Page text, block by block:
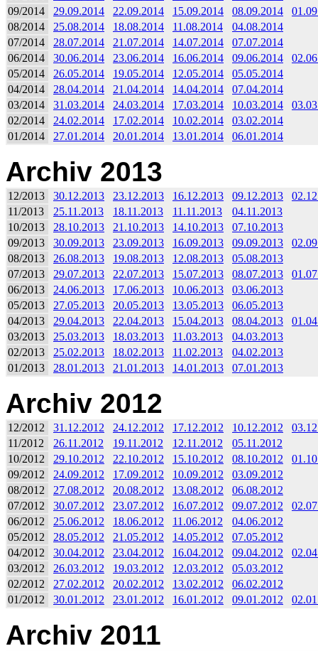
09/2014
29.09.2014 22.09.2014 15.09.2014 08.09.2014
08/2014
25.08.2014 18.08.2014 11.08.2014
04.08.2014
07/2014
28.07.2014 21.07.2014 14.07.2014
07.07.2014
06/2014
30.06.2014 23.06.2014 16.06.2014 09.06.2014
05/2014
26.05.2014 19.05.2014 12.05.2014
05.05.2014
04/2014
28.04.2014 21.04.2014 14.04.2014
07.04.2014
03/2014
31.03.2014 24.03.2014 17.03.2014 10.03.2014
02/2014
24.02.2014 17.02.2014 10.02.2014
03.02.2014
01/2014
27.01.2014 20.01.2014 13.01.2014 06.01.2014
Archiv 2013
12/2013 30.12.2013 23.12.2013 16.12.2013 09.12.2013
11/2013
25.11.2013 18.11.2013 11.11.2013
04.11.2013
10/2013
28.10.2013 21.10.2013 14.10.2013
07.10.2013
09/2013
30.09.2013 23.09.2013 16.09.2013 09.09.2013
08/2013
26.08.2013 19.08.2013 12.08.2013
05.08.2013
07/2013
29.07.2013 22.07.2013 15.07.2013 08.07.2013
06/2013
24.06.2013 17.06.2013 10.06.2013
03.06.2013
05/2013
27.05.2013 20.05.2013 13.05.2013
06.05.2013
04/2013
29.04.2013 22.04.2013 15.04.2013 08.04.2013
03/2013
25.03.2013 18.03.2013 11.03.2013
04.03.2013
02/2013
25.02.2013 18.02.2013 11.02.2013
04.02.2013
01/2013
28.01.2013 21.01.2013 14.01.2013 07.01.2013
Archiv 2012
12/2012 31.12.2012 24.12.2012 17.12.2012 10.12.2012
11/2012
26.11.2012 19.11.2012 12.11.2012
05.11.2012
10/2012
29.10.2012 22.10.2012 15.10.2012 08.10.2012
09/2012
24.09.2012 17.09.2012 10.09.2012
03.09.2012
08/2012
27.08.2012 20.08.2012 13.08.2012
06.08.2012
07/2012
30.07.2012 23.07.2012 16.07.2012 09.07.2012
06/2012
25.06.2012 18.06.2012 11.06.2012
04.06.2012
05/2012
28.05.2012 21.05.2012 14.05.2012
07.05.2012
04/2012
30.04.2012 23.04.2012 16.04.2012 09.04.2012
03/2012
26.03.2012 19.03.2012 12.03.2012
05.03.2012
02/2012
27.02.2012 20.02.2012 13.02.2012
06.02.2012
01/2012
30.01.2012 23.01.2012 16.01.2012 09.01.2012
Archiv 2011